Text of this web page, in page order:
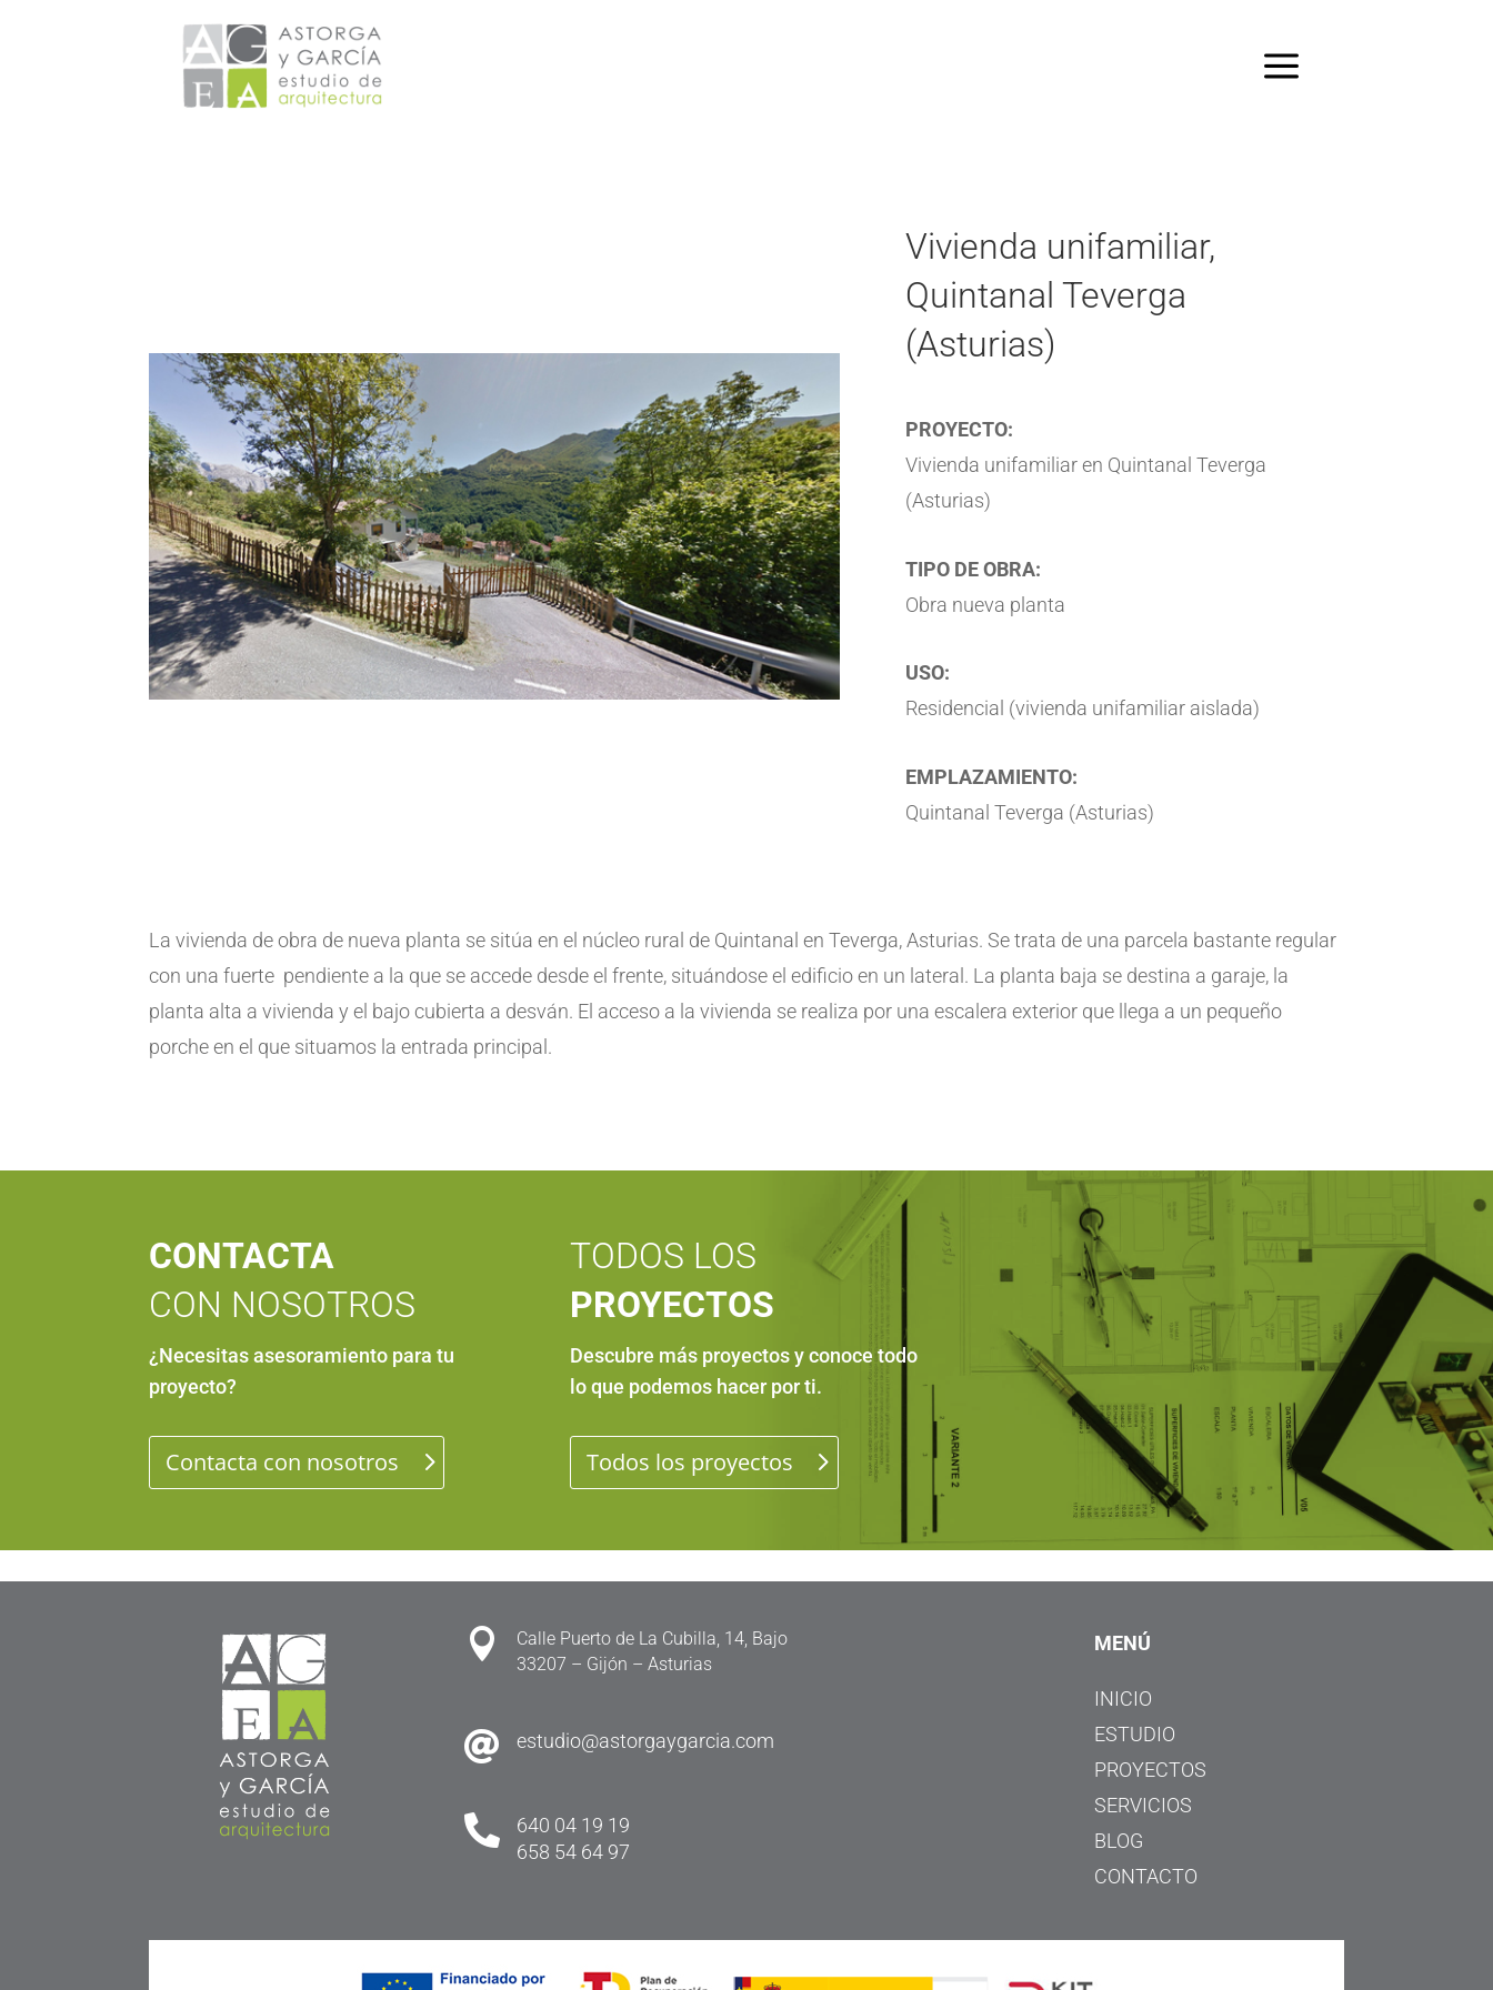
Vivienda unifamiliar,
Quintanal Teverga
(Asturias)
PROYECTO:
Vivienda unifamiliar en Quintanal Teverga
(Asturias)
TIPO DE OBRA:
Obra nueva planta
USO:
Residencial (vivienda unifamiliar aislada)
EMPLAZAMIENTO:
Quintanal Teverga (Asturias)
La vivienda de obra de nueva planta se sitúa en el núcleo rural de Quintanal en Teverga, Asturias. Se trata de una parcela bastante regular
con una fuerte pendiente a la que se accede desde el frente, situándose el edificio en un lateral. La planta baja se destina a garaje, la
planta alta a vivienda y el bajo cubierta a desván. El acceso a la vivienda se realiza por una escalera exterior que llega a un pequeño
porche en el que situamos la entrada principal.
CONTACTA
CON NOSOTROS
¿Necesitas asesoramiento para tu
proyecto?
Contacta con nosotros
TODOS LOS
PROYECTOS
Descubre más proyectos y conoce todo
lo que podemos hacer por ti.
Todos los proyectos

Calle Puerto de La Cubilla, 14, Bajo
33207 – Gijón – Asturias
 estudio@astorgaygarcia.com

640 04 19 19
658 54 64 97
MENÚ
INICIO
ESTUDIO
PROYECTOS
SERVICIOS
BLOG
CONTACTO